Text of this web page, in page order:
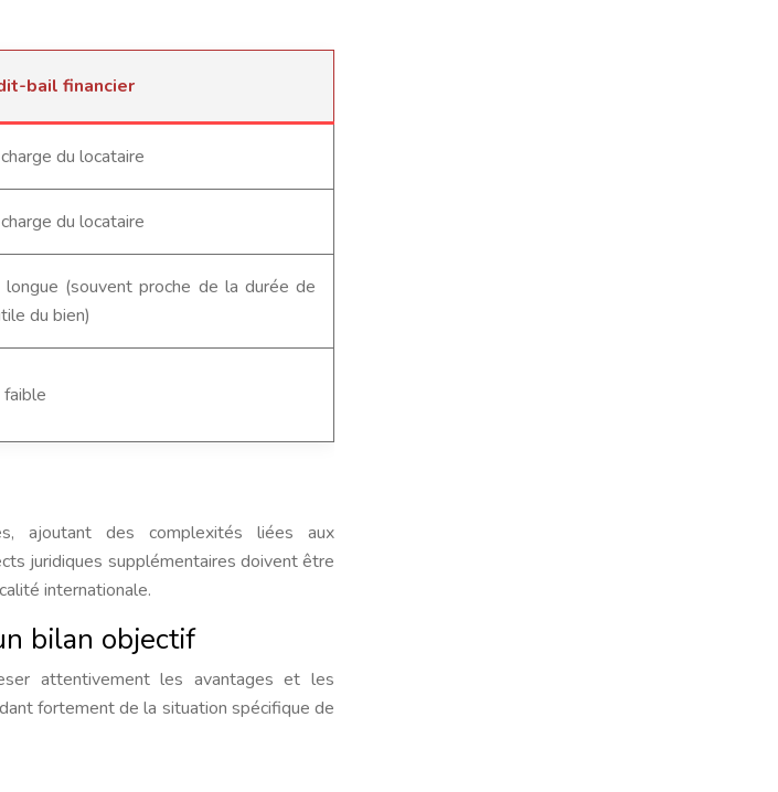
bail financier
du locataire
du locataire
longue (souvent proche de la durée de
du bien)
ajoutant des complexités liées aux
juridiques supplémentaires doivent être
internationale.
bilan objectif
attentivement les avantages et les
fortement de la situation spécifique de